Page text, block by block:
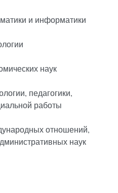
и информатики
наук
педагогики,
работы
отношений,
наук